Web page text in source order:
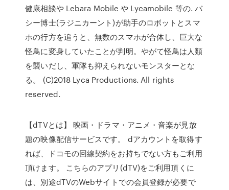
健康相談や Lebara Mobile や Lycamobile 等の. バ
シー博士(ラジニカーント)が助手のロボットとスマ
ホの行方を追うと、無数のスマホが合体し、巨大な
怪鳥に変身していたことが判明。やがて怪鳥は人類
を襲いだし、軍隊も抑えられないモンスターとな
る。 (C)2018 Lyca Productions. All rights
reserved.
【dTVとは】 映画・ドラマ・アニメ・音楽が見放
題の映像配信サービスです。 dアカウントを取得す
れば、ドコモの回線契約をお持ちでない方もご利用
頂けます。 こちらのアプリ(dTV)をご利用頂くに
は、別途dTVのWebサイトでの会員登録が必要で